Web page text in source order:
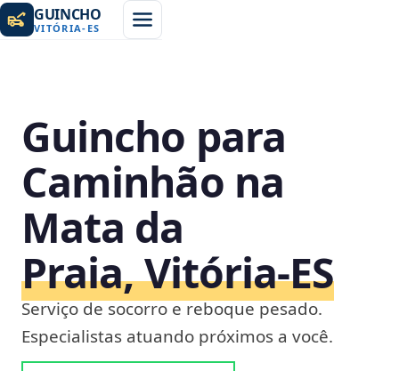
GUINCHO
VITÓRIA- ES
Guincho para
Caminhão na
Mata da
Praia, Vitória‑ES
Serviço de socorro e reboque pesado.
Especialistas atuando próximos a você.